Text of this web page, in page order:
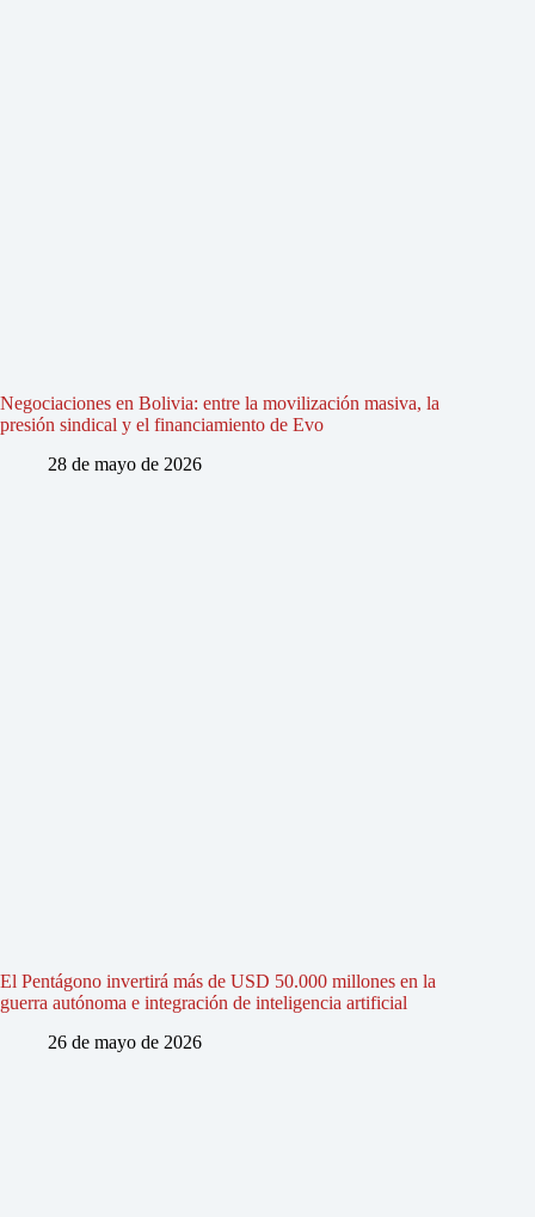
Negociaciones en Bolivia: entre la movilización masiva, la
presión sindical y el financiamiento de Evo
28 de mayo de 2026
El Pentágono invertirá más de USD 50.000 millones en la
guerra autónoma e integración de inteligencia artificial
26 de mayo de 2026